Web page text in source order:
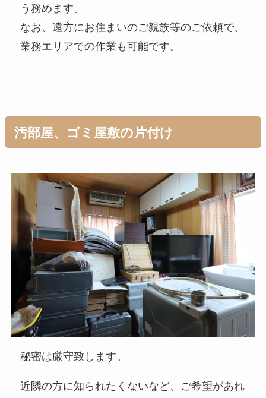
う務めます。
なお、遠方にお住まいのご親族等のご依頼で、
業務エリアでの作業も可能です。
汚部屋、ゴミ屋敷の片付け
秘密は厳守致します。
近隣の方に知られたくないなど、ご希望があれ